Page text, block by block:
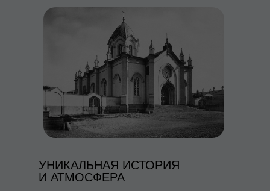
УНИКАЛЬНАЯ ИСТОРИЯ
И АТМОСФЕРА